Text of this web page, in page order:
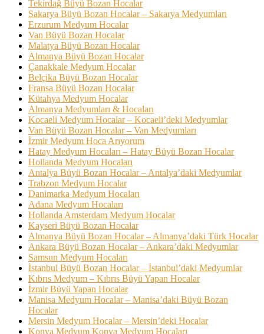
Tekirdağ Büyü Bozan Hocalar
Sakarya Büyü Bozan Hocalar – Sakarya Medyumları
Erzurum Medyum Hocalar
Van Büyü Bozan Hocalar
Malatya Büyü Bozan Hocalar
Almanya Büyü Bozan Hocalar
Çanakkale Medyum Hocalar
Belçika Büyü Bozan Hocalar
Fransa Büyü Bozan Hocalar
Kütahya Medyum Hocalar
Almanya Medyumları & Hocaları
Kocaeli Medyum Hocalar – Kocaeli’deki Medyumlar
Van Büyü Bozan Hocalar – Van Medyumları
İzmir Medyum Hoca Arıyorum
Hatay Medyum Hocaları – Hatay Büyü Bozan Hocalar
Hollanda Medyum Hocaları
Antalya Büyü Bozan Hocalar – Antalya’daki Medyumlar
Trabzon Medyum Hocalar
Danimarka Medyum Hocaları
Adana Medyum Hocaları
Hollanda Amsterdam Medyum Hocalar
Kayseri Büyü Bozan Hocalar
Almanya Büyü Bozan Hocalar – Almanya’daki Türk Hocalar
Ankara Büyü Bozan Hocalar – Ankara’daki Medyumlar
Samsun Medyum Hocaları
İstanbul Büyü Bozan Hocalar – İstanbul’daki Medyumlar
Kıbrıs Medyum – Kıbrıs Büyü Yapan Hocalar
İzmir Büyü Yapan Hocalar
Manisa Medyum Hocalar – Manisa’daki Büyü Bozan
Hocalar
Mersin Medyum Hocalar – Mersin’deki Hocalar
Konya Medyum Konya Medyum Hocaları